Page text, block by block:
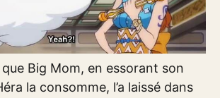
Big Mom, en essorant son
la consomme, l’a laissé dans